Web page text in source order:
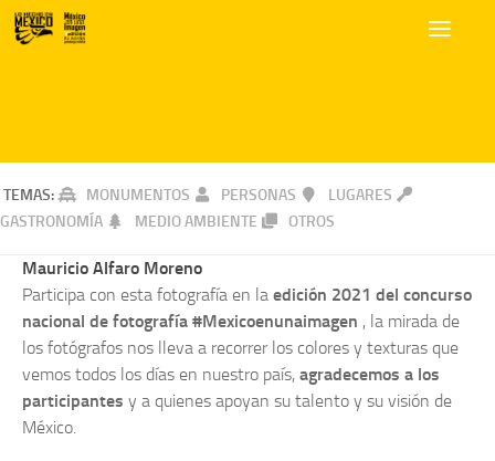
TEMAS: MONUMENTOS PERSONAS
LUGARES
GASTRONOMÍA
MEDIO AMBIENTE OTROS
Mauricio Alfaro Moreno
Participa con esta fotografía en la edición 2021 del concurso
nacional de fotografía #Mexicoenunaimagen , la mirada de
los fotógrafos nos lleva a recorrer los colores y texturas que
vemos todos los días en nuestro país, agradecemos a los
participantes y a quienes apoyan su talento y su visión de
México.